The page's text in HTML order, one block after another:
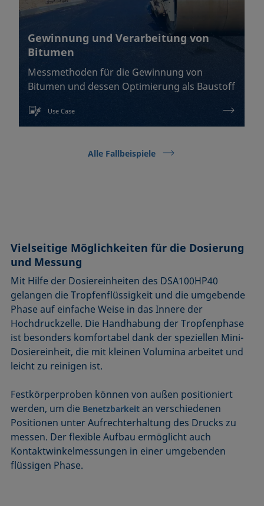
Gewinnung und Verarbeitung von
Bitumen
Messmethoden für die Gewinnung von
Bitumen und dessen Optimierung als Baustoff
Use Case
Alle Fallbeispiele
Vielseitige Möglichkeiten für die Dosierung
und Messung
Mit Hilfe der Dosiereinheiten des DSA100HP40
gelangen die Tropfenflüssigkeit und die umgebende
Phase auf einfache Weise in das Innere der
Hochdruckzelle. Die Handhabung der Tropfenphase
ist besonders komfortabel dank der speziellen Mini-
Dosiereinheit, die mit kleinen Volumina arbeitet und
leicht zu reinigen ist.
Festkörperproben können von außen positioniert
werden, um die Benetzbarkeit an verschiedenen
Positionen unter Aufrechterhaltung des Drucks zu
messen. Der flexible Aufbau ermöglicht auch
Kontaktwinkelmessungen in einer umgebenden
flüssigen Phase.